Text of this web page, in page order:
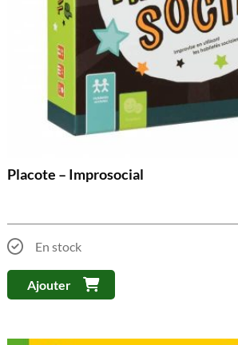
Placote – Improsocial
En stock
Ajouter